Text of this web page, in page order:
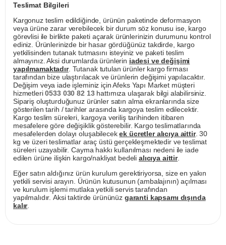
Teslimat Bilgileri
Kargonuz teslim edildiğinde, ürünün paketinde deformasyon
veya ürüne zarar verebilecek bir durum söz konusu ise, kargo
görevlisi ile birlikte paketi açarak ürünlerinizin durumunu kontrol
ediniz. Ürünlerinizde bir hasar gördüğünüz takdirde, kargo
yetkilisinden tutanak tutmasını isteyiniz ve paketi teslim
almayınız. Aksi durumlarda ürünlerin iadesi ve değişimi
yapılmamaktadır. Tutanak tutulan ürünler kargo firması
tarafından bize ulaştırılacak ve ürünlerin değişimi yapılacaktır.
Değişim veya iade işleminiz için Afeks Yapı Market müşteri
hizmetleri0533 030 82 13hattımıza ulaşarak bilgi alabilirsiniz.
Sipariş oluşturduğunuz ürünler satın alma ekranlarında size
gösterilen tarih / tarihler arasında kargoya teslim edilecektir.
Kargo teslim süreleri, kargoya veriliş tarihinden itibaren
mesafelere göre değişiklik gösterebilir. Kargo teslimatlarında
mesafelerden dolayı oluşabilecekek ücretler alıcıya aittir. 30
kg ve üzeri teslimatlar araç üstü gerçekleşmektedir ve teslimat
süreleri uzayabilir. Cayma hakkı kullanılması nedeni ile iade
edilen ürüne ilişkin kargo/nakliyat bedeli alıcıya aittir.
Eğer satın aldığınız ürün kurulum gerektiriyorsa, size en yakın
yetkili servisi arayın. Ürünün kutusunun (ambalajının) açılması
ve kurulum işlemi mutlaka yetkili servis tarafından
yapılmalıdır. Aksi taktirde ürününüz garanti kapsamı dışında
kalır.